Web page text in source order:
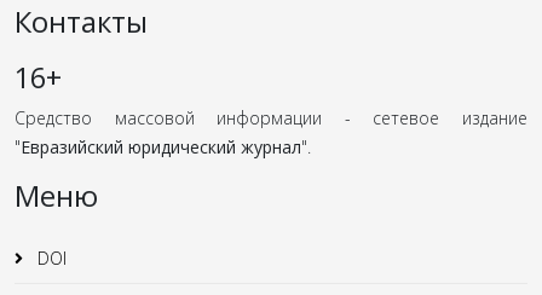
Контакты
16+
Средство массовой информации - сетевое издание
"Евразийский юридический журнал".
Меню
DOI